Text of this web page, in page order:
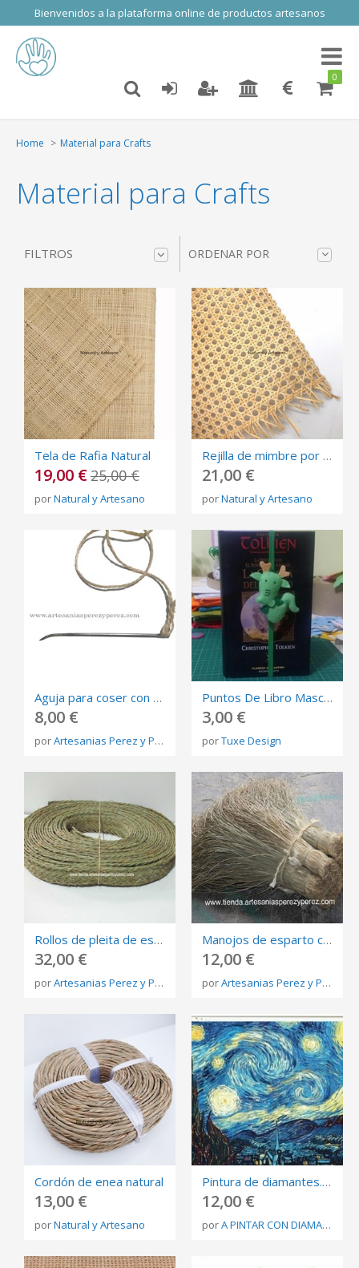
Bienvenidos a la plataforma online de productos artesanos
Toggle
0
Home Material para Crafts
Material para Crafts
FILTROS ORDENAR POR
Tela de Rafia Natural
19,00 €25,00 €
porNatural y Artesano
Rejilla de mimbre por metros
21,00 €
porNatural y Artesano
Aguja para coser con punta curvada
8,00 €
porArtesanias Perez y Perez
Puntos De Libro Mascapáginas Elásticos Sant Jordi 23 Abril
3,00 €
porTuxe Design
Rollos de pleita de esparto
32,00 €
porArtesanias Perez y Perez
Manojos de esparto crudo 70CM SIN PICAR
12,00 €
porArtesanias Perez y Perez
Cordón de enea natural
13,00 €
porNatural y Artesano
Pintura de diamantes. Cuadro de manualidades de lienzo 30X40cms Ref: shdiysup18200810896
12,00 €
porA PINTAR CON DIAMANTES